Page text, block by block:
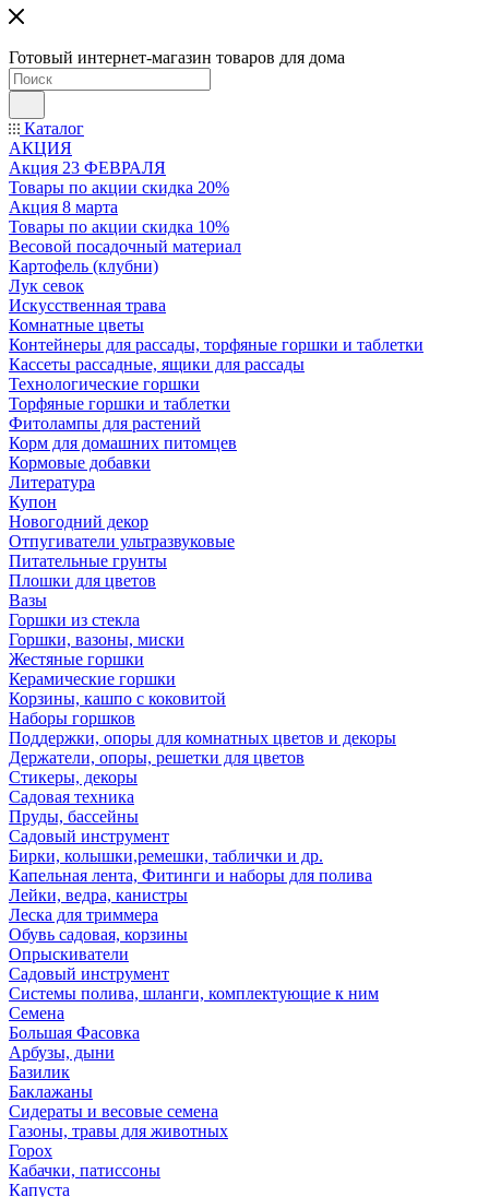
Готовый интернет-магазин товаров для дома
Каталог
АКЦИЯ
Акция 23 ФЕВРАЛЯ
Товары по акции скидка 20%
Акция 8 марта
Товары по акции скидка 10%
Весовой посадочный материал
Картофель (клубни)
Лук севок
Искусственная трава
Комнатные цветы
Контейнеры для рассады, торфяные горшки и таблетки
Кассеты рассадные, ящики для рассады
Технологические горшки
Торфяные горшки и таблетки
Фитолампы для растений
Корм для домашних питомцев
Кормовые добавки
Литература
Купон
Новогодний декор
Отпугиватели ультразвуковые
Питательные грунты
Плошки для цветов
Вазы
Горшки из стекла
Горшки, вазоны, миски
Жестяные горшки
Керамические горшки
Корзины, кашпо с коковитой
Наборы горшков
Поддержки, опоры для комнатных цветов и декоры
Держатели, опоры, решетки для цветов
Стикеры, декоры
Садовая техника
Пруды, бассейны
Садовый инструмент
Бирки, колышки,ремешки, таблички и др.
Капельная лента, Фитинги и наборы для полива
Лейки, ведра, канистры
Леска для триммера
Обувь садовая, корзины
Опрыскиватели
Садовый инструмент
Системы полива, шланги, комплектующие к ним
Семена
Большая Фасовка
Арбузы, дыни
Базилик
Баклажаны
Сидераты и весовые семена
Газоны, травы для животных
Горох
Кабачки, патиссоны
Капуста